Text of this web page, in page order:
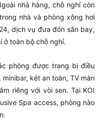
nhà hàng, chỗ nghỉ còn
nhà và phòng xông hơi
dịch vụ đưa đón sân bay,
ở toàn bộ chỗ nghỉ.
phòng được trang bị điều
két an toàn, TV màn
riêng với vòi sen. Tại KOI
Spa access, phòng nào